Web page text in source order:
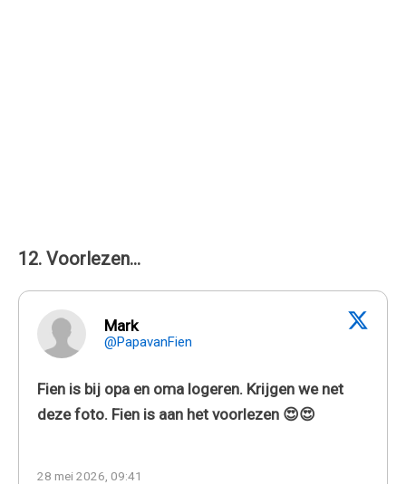
12. Voorlezen...
Mark
@PapavanFien
Fien is bij opa en oma logeren. Krijgen we net
deze foto. Fien is aan het voorlezen 😍😍
28 mei 2026, 09:41